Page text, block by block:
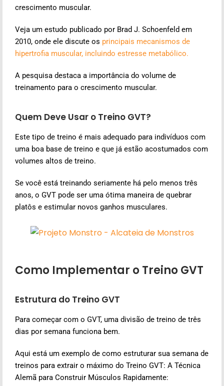
crescimento muscular.
Veja um estudo publicado por Brad J. Schoenfeld em
2010, onde ele discute os principais mecanismos de
hipertrofia muscular, incluindo estresse metabólico.
A pesquisa destaca a importância do volume de
treinamento para o crescimento muscular.
Quem Deve Usar o Treino GVT?
Este tipo de treino é mais adequado para indivíduos com
uma boa base de treino e que já estão acostumados com
volumes altos de treino.
Se você está treinando seriamente há pelo menos três
anos, o GVT pode ser uma ótima maneira de quebrar
platôs e estimular novos ganhos musculares.
Como Implementar o Treino GVT
Estrutura do Treino GVT
Para começar com o GVT, uma divisão de treino de três
dias por semana funciona bem.
Aqui está um exemplo de como estruturar sua semana de
treinos para extrair o máximo do Treino GVT: A Técnica
Alemã para Construir Músculos Rapidamente: